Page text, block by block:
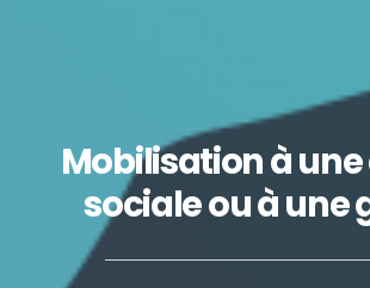
Mobilisation à
sociale ou à une